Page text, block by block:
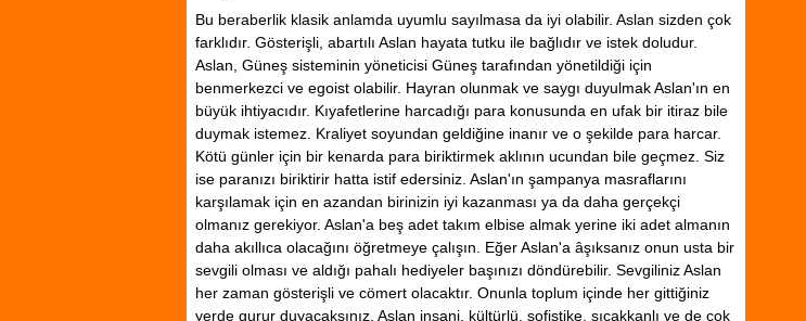
Bu beraberlik klasik anlamda uyumlu sayılmasa da iyi olabilir. Aslan sizden çok
farklıdır. Gösterişli, abartılı Aslan hayata tutku ile bağlıdır ve istek doludur.
Aslan, Güneş sisteminin yöneticisi Güneş tarafından yönetildiği için
benmerkezci ve egoist olabilir. Hayran olunmak ve saygı duyulmak Aslan'ın en
büyük ihtiyacıdır. Kıyafetlerine harcadığı para konusunda en ufak bir itiraz bile
duymak istemez. Kraliyet soyundan geldiğine inanır ve o şekilde para harcar.
Kötü günler için bir kenarda para biriktirmek aklının ucundan bile geçmez. Siz
ise paranızı biriktirir hatta istif edersiniz. Aslan'ın şampanya masraflarını
karşılamak için en azandan birinizin iyi kazanması ya da daha gerçekçi
olmanız gerekiyor. Aslan'a beş adet takım elbise almak yerine iki adet almanın
daha akıllıca olacağını öğretmeye çalışın. Eğer Aslan'a âşıksanız onun usta bir
sevgili olması ve aldığı pahalı hediyeler başınızı döndürebilir. Sevgiliniz Aslan
her zaman gösterişli ve cömert olacaktır. Onunla toplum içinde her gittiğiniz
yerde gurur duyacaksınız. Aslan insani, kültürlü, sofistike, sıcakkanlı ve de çok